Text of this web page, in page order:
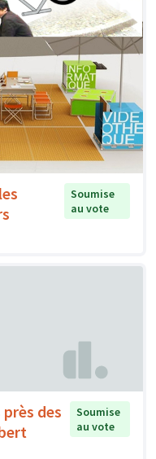
Soumise
au vote
des
Soumise
au vote